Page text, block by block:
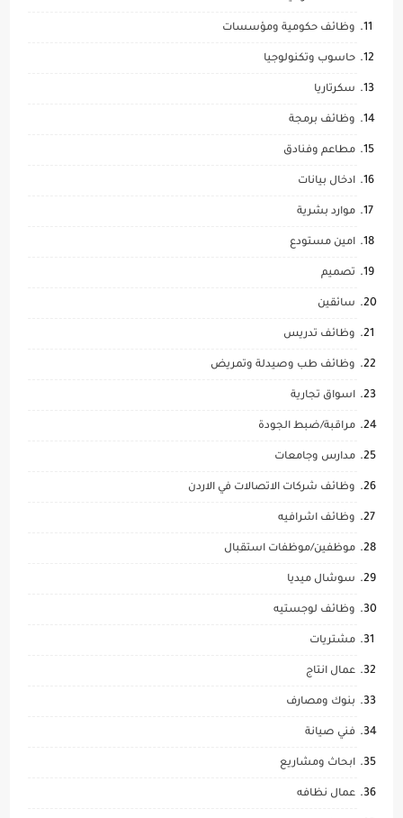
وظائف حكومية ومؤسسات
حاسوب وتكنولوجيا
سكرتاريا
وظائف برمجة
مطاعم وفنادق
ادخال بيانات
موارد بشرية
امين مستودع
تصميم
سائقين
وظائف تدريس
وظائف طب وصيدلة وتمريض
اسواق تجارية
مراقبة/ضبط الجودة
مدارس وجامعات
وظائف شركات الاتصالات في الاردن
وظائف اشرافيه
موظفين/موظفات استقبال
سوشال ميديا
وظائف لوجستيه
مشتريات
عمال انتاج
بنوك ومصارف
فني صيانة
ابحاث ومشاريع
عمال نظافه